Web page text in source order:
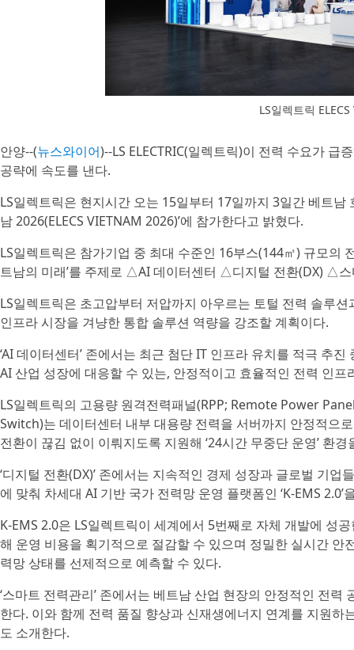
LS일렉트릭
안양--(뉴스와이어)--LS ELECTRIC(일렉트릭)이 전력 수요가 급
공략에 속도를 낸다.
LS일렉트릭은 현지시간 오는 15일부터 17일까지 3일간 베트남
남 2026(ELECS VIETNAM 2026)’에 참가한다고 밝혔다.
LS일렉트릭은 참가기업 중 최대 수준인 16부스(144㎡) 규모의
트남의 미래’를 주제로 △AI 데이터센터 △디지털 전환(DX) △
LS일렉트릭은 초고압부터 저압까지 아우르는 토털 전력 솔루
인프라 시장을 겨냥한 통합 솔루션 역량을 강조할 계획이다.
‘AI 데이터센터’ 존에서는 최근 첨단 IT 인프라 유치를 적극 추
AI 산업 성장에 대응할 수 있는, 안정적이고 효율적인 전력 인프
LS일렉트릭의 고용량 원격전력패널(RPP; Remote Power
Switch)는 데이터센터 내부 대용량 전력을 서버까지 안정적으
전환이 끊김 없이 이뤄지도록 지원해 ‘24시간 무중단 운영’ 환
‘디지털 전환(DX)’ 존에서는 지속적인 경제 성장과 글로벌 기
에 맞춰 차세대 AI 기반 국가 전력망 운영 플랫폼인 ‘K-EMS 2.0’
K-EMS 2.0은 LS일렉트릭이 세계에서 5번째로 자체 개발에 성
해 운영 비용을 획기적으로 절감할 수 있으며 정밀한 실시간
력망 상태를 선제적으로 예측할 수 있다.
‘스마트 전력관리’ 존에서는 베트남 산업 현장의 안정적인 전
한다. 이와 함께 전력 품질 향상과 신재생에너지 연계를 지원
도 소개한다.